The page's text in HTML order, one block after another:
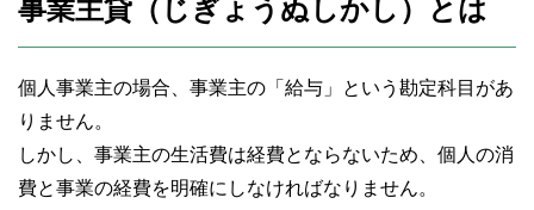
事業主貸（じぎょうぬしかし）とは
個人事業主の場合、事業主の「給与」という勘定科目があ
りません。
しかし、事業主の生活費は経費とならないため、個人の消
費と事業の経費を明確にしなければなりません。